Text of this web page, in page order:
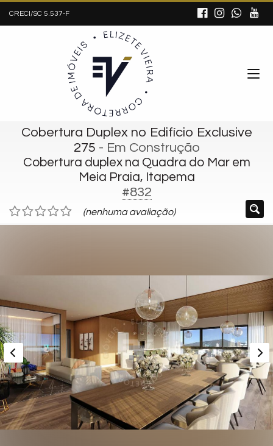
CRECI/SC 5.537-F
Cobertura Duplex no Edifício Exclusive
275 - Em Construção
Cobertura duplex na Quadra do Mar em
Meia Praia, Itapema
#832
(nenhuma avaliação)